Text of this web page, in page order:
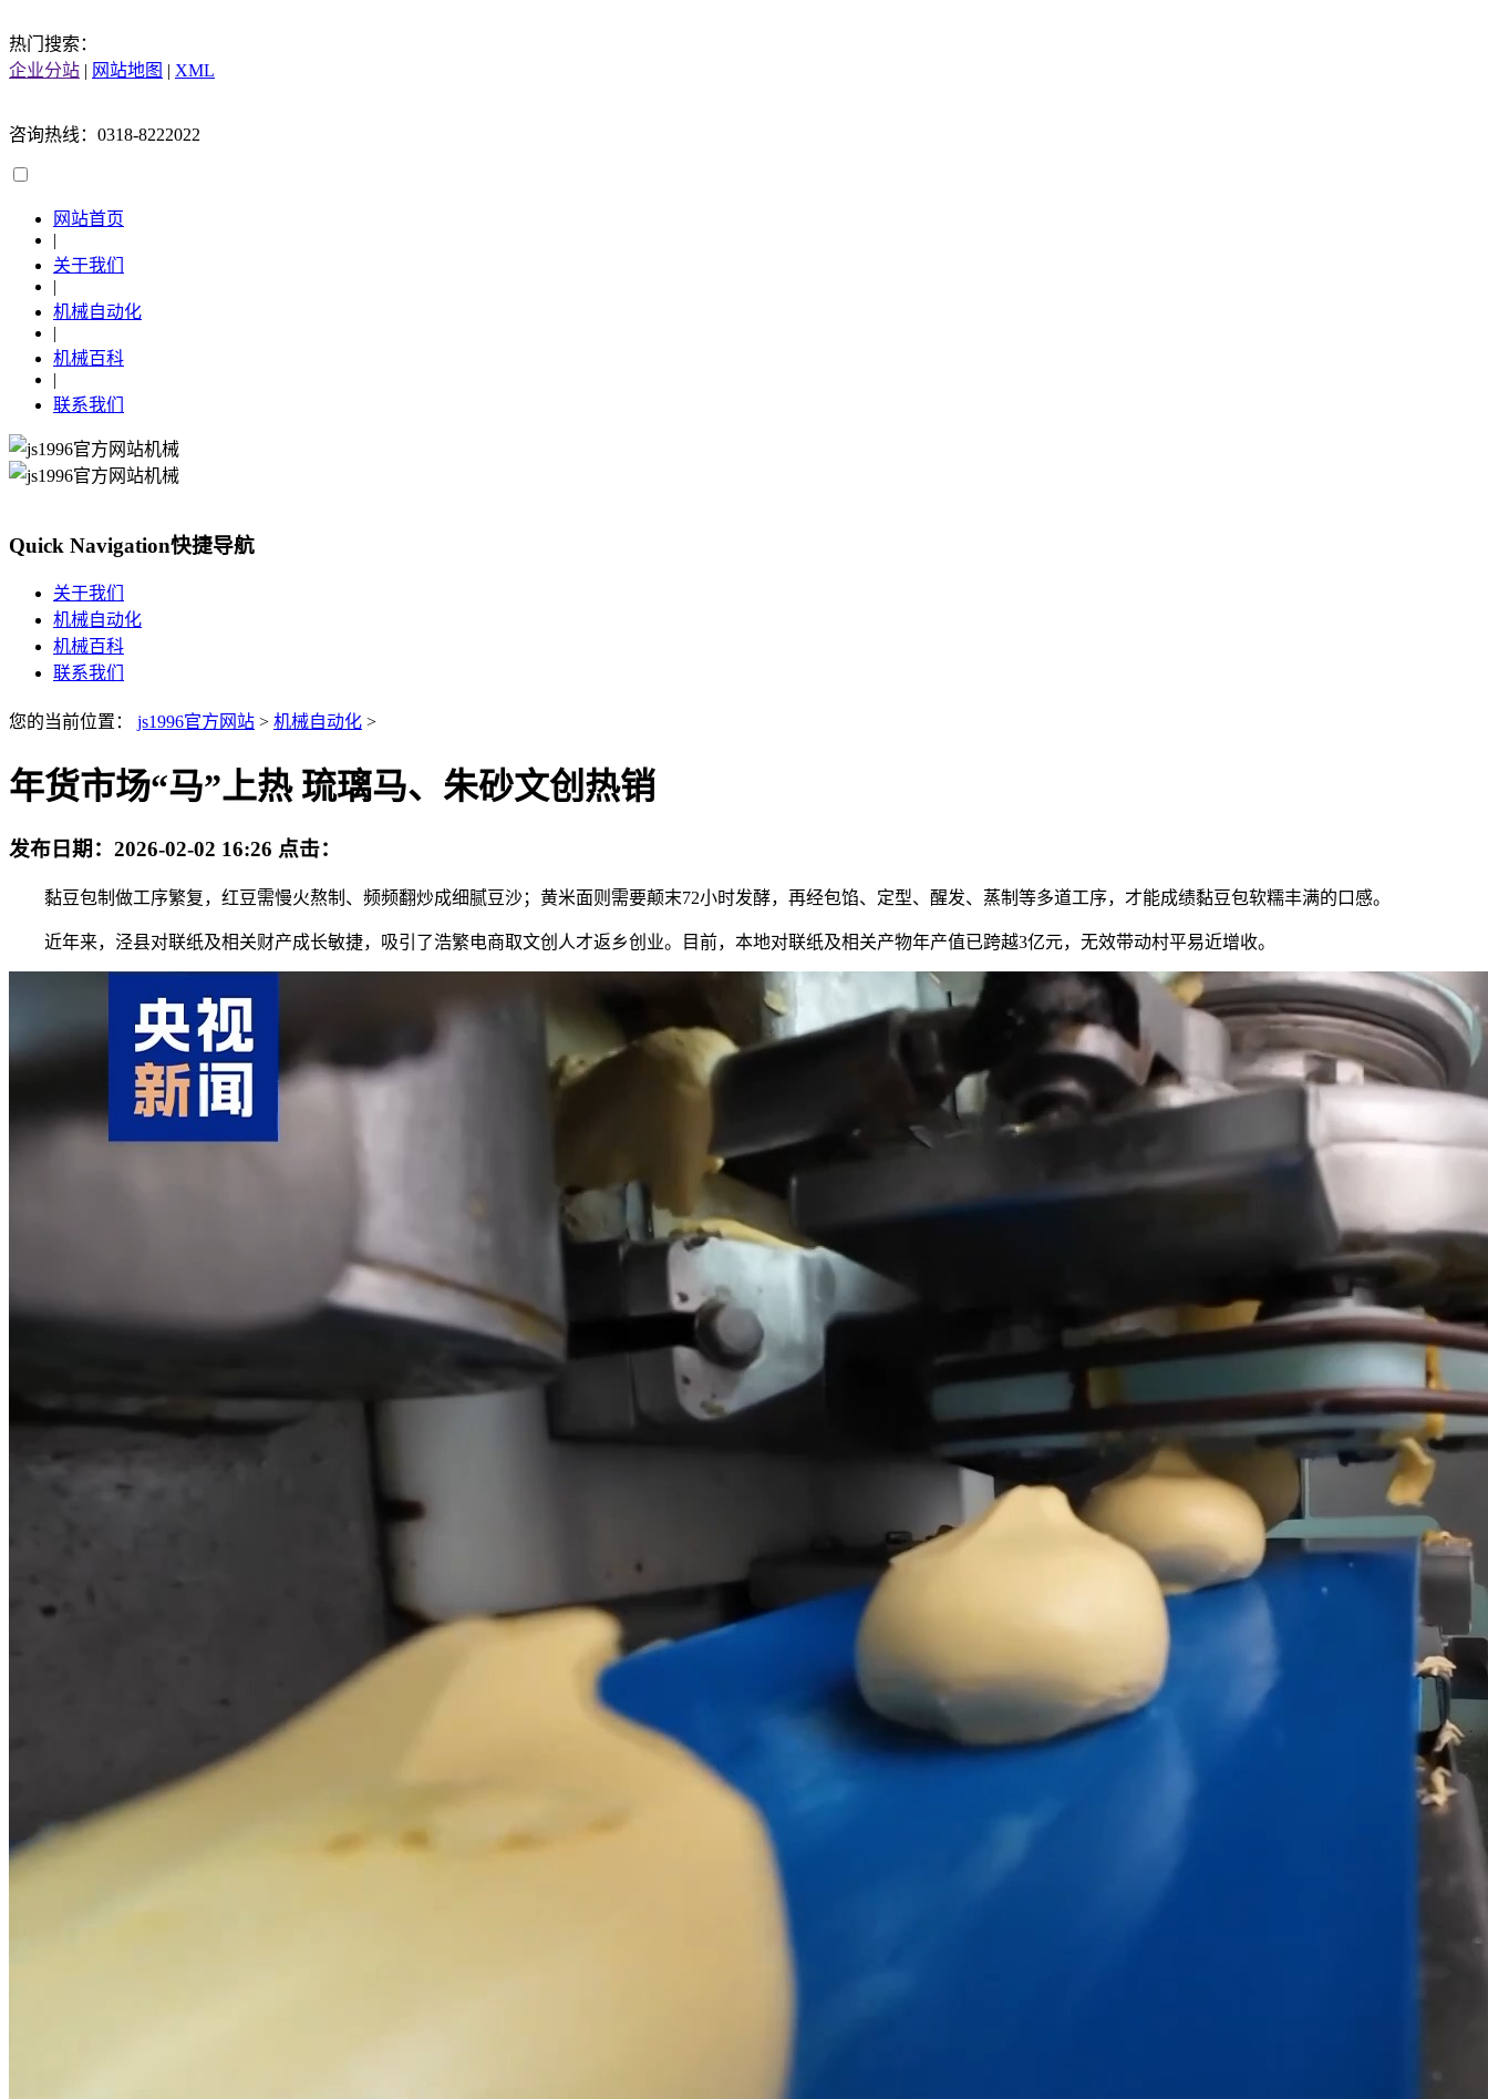
热门搜索：
企业分站 | 网站地图 | XML
咨询热线：0318-8222022
网站首页
|
关于我们
|
机械自动化
|
机械百科
|
联系我们
Quick Navigation快捷导航
关于我们
机械自动化
机械百科
联系我们
您的当前位置： js1996官方网站 > 机械自动化 >
年货市场“马”上热 琉璃马、朱砂文创热销
发布日期： 2026-02-02 16:26 点击：
黏豆包制做工序繁复，红豆需慢火熬制、频频翻炒成细腻豆沙；黄米面则需要颠末72小时发酵，再经包馅、定型、醒发、蒸制等多道工序，才能成绩黏豆包软糯丰满的口感。
近年来，泾县对联纸及相关财产成长敏捷，吸引了浩繁电商取文创人才返乡创业。目前，本地对联纸及相关产物年产值已跨越3亿元，无效带动村平易近增收。